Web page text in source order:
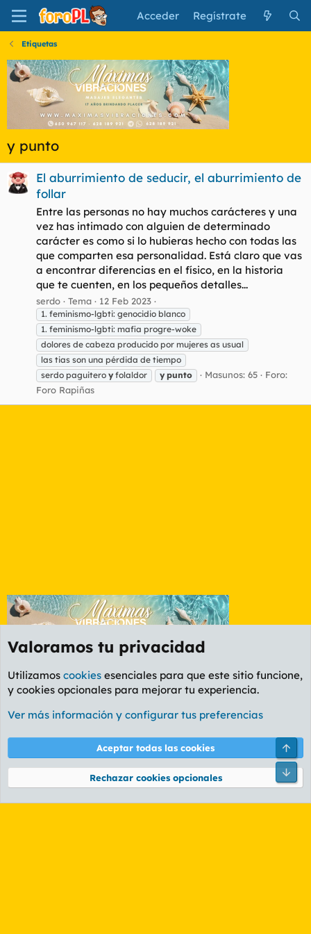
Acceder Regístrate
Etiquetas
y punto
El aburrimiento de seducir, el aburrimiento de
follar
Entre las personas no hay muchos carácteres y una
vez has intimado con alguien de determinado
carácter es como si lo hubieras hecho con todas las
que comparten esa personalidad. Está claro que vas
a encontrar diferencias en el físico, en la historia
que te cuenten, en los pequeños detalles...
serdo Tema 12 Feb 2023
1. feminismo-lgbti: genocidio blanco
1. feminismo-lgbti: mafia progre-woke
dolores de cabeza producido por mujeres as usual
las tias son una pérdida de tiempo
serdo paguitero y folaldor y punto Masunos: 65
Foro:
Foro Rapiñas
Etiquetas
Cookies
PL OLDSTYLE AMARILLO
Términos y reglas Política de privacidad Ayuda
Community platform by XenForo® © 2010-2026 XenForo Ltd.
Valoramos tu privacidad
Utilizamos cookies esenciales para que este sitio funcione,
y cookies opcionales para mejorar tu experiencia.
Ver más información y configurar tus preferencias
Aceptar todas las cookies
Rechazar cookies opcionales
Pie